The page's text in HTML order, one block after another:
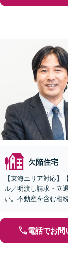
欠陥住宅
【東海エリア対応
ル／明渡し請求・立
い。不動産を含む相
電話でお問